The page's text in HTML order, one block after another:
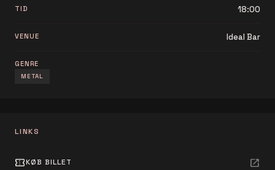
TID 18:00
VENUE Ideal Bar
GENRE
METAL
LINKS
confirmation_numberKØB BILLET open_in_new